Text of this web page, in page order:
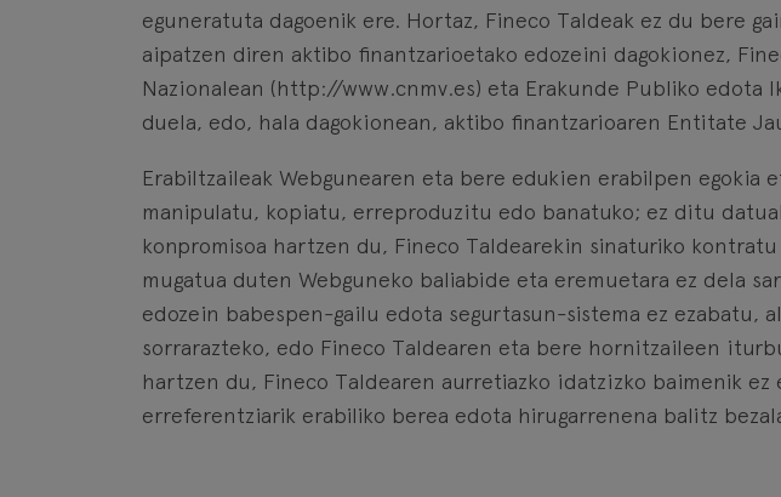
eguneratuta dagoenik ere. Hortaz, Fineco Taldeak ez du bere
aipatzen diren aktibo finantzarioetako edozeini dagokionez,
Nazionalean (http://www.cnmv.es) eta Erakunde Publiko
duela, edo, hala dagokionean, aktibo finantzarioaren Entitate
Erabiltzaileak Webgunearen eta bere edukien erabilpen
manipulatu, kopiatu, erreproduzitu edo banatuko; ez ditu
konpromisoa hartzen du, Fineco Taldearekin sinaturiko
mugatua duten Webguneko baliabide eta eremuetara ez dela
edozein babespen-gailu edota segurtasun-sistema ez ezabatu,
sorrarazteko, edo Fineco Taldearen eta bere hornitzaileen
hartzen du, Fineco Taldearen aurretiazko idatzizko baimenik
erreferentziarik erabiliko berea edota hirugarrenena balitz